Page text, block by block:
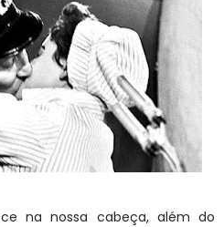
na nossa cabeça, além do